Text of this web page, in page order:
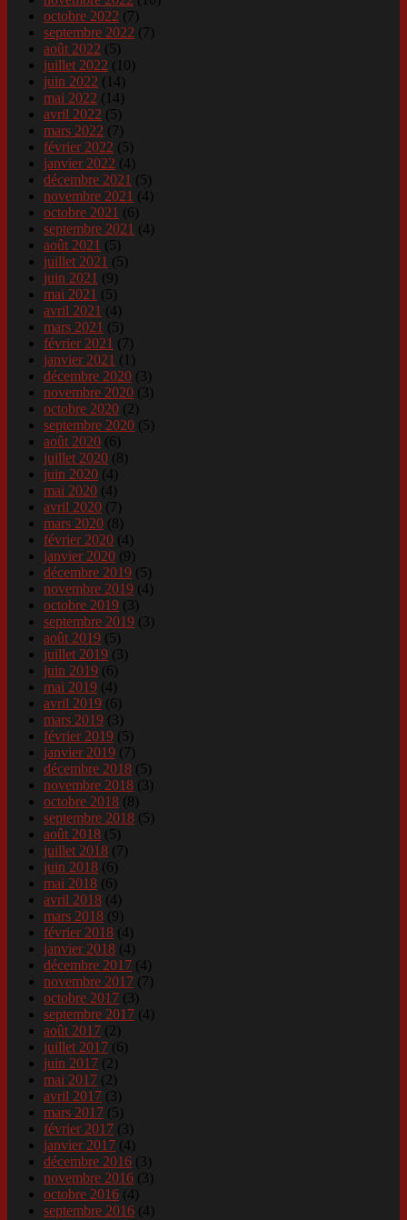
octobre 2022 (7)
septembre 2022 (7)
août 2022 (5)
juillet 2022 (10)
juin 2022 (14)
mai 2022 (14)
avril 2022 (5)
mars 2022 (7)
février 2022 (5)
janvier 2022 (4)
décembre 2021 (5)
novembre 2021 (4)
octobre 2021 (6)
septembre 2021 (4)
août 2021 (5)
juillet 2021 (5)
juin 2021 (9)
mai 2021 (5)
avril 2021 (4)
mars 2021 (5)
février 2021 (7)
janvier 2021 (1)
décembre 2020 (3)
novembre 2020 (3)
octobre 2020 (2)
septembre 2020 (5)
août 2020 (6)
juillet 2020 (8)
juin 2020 (4)
mai 2020 (4)
avril 2020 (7)
mars 2020 (8)
février 2020 (4)
janvier 2020 (9)
décembre 2019 (5)
novembre 2019 (4)
octobre 2019 (3)
septembre 2019 (3)
août 2019 (5)
juillet 2019 (3)
juin 2019 (6)
mai 2019 (4)
avril 2019 (6)
mars 2019 (3)
février 2019 (5)
janvier 2019 (7)
décembre 2018 (5)
novembre 2018 (3)
octobre 2018 (8)
septembre 2018 (5)
août 2018 (5)
juillet 2018 (7)
juin 2018 (6)
mai 2018 (6)
avril 2018 (4)
mars 2018 (9)
février 2018 (4)
janvier 2018 (4)
décembre 2017 (4)
novembre 2017 (7)
octobre 2017 (3)
septembre 2017 (4)
août 2017 (2)
juillet 2017 (6)
juin 2017 (2)
mai 2017 (2)
avril 2017 (3)
mars 2017 (5)
février 2017 (3)
janvier 2017 (4)
décembre 2016 (3)
novembre 2016 (3)
octobre 2016 (4)
septembre 2016 (4)